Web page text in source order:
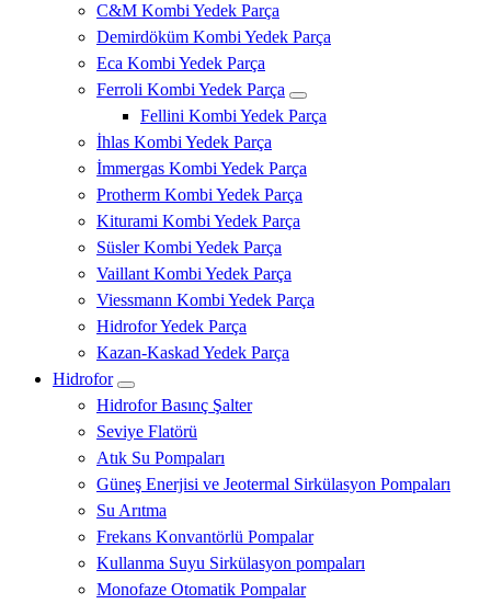
C&M Kombi Yedek Parça
Demirdöküm Kombi Yedek Parça
Eca Kombi Yedek Parça
Ferroli Kombi Yedek Parça
Fellini Kombi Yedek Parça
İhlas Kombi Yedek Parça
İmmergas Kombi Yedek Parça
Protherm Kombi Yedek Parça
Kiturami Kombi Yedek Parça
Süsler Kombi Yedek Parça
Vaillant Kombi Yedek Parça
Viessmann Kombi Yedek Parça
Hidrofor Yedek Parça
Kazan-Kaskad Yedek Parça
Hidrofor
Hidrofor Basınç Şalter
Seviye Flatörü
Atık Su Pompaları
Güneş Enerjisi ve Jeotermal Sirkülasyon Pompaları
Su Arıtma
Frekans Konvantörlü Pompalar
Kullanma Suyu Sirkülasyon pompaları
Monofaze Otomatik Pompalar